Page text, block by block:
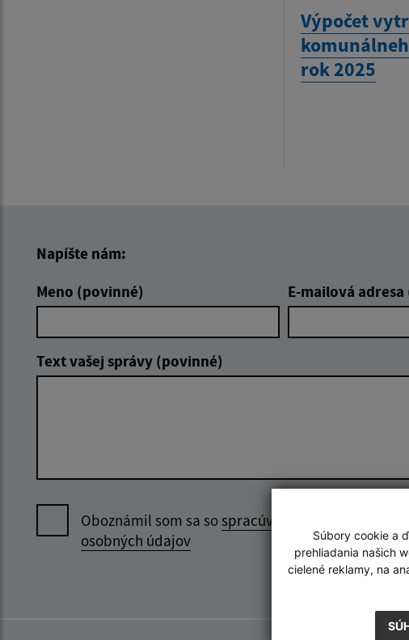
Súbory cookie a
prehliadania našich
cielené reklamy, na
Výpočet
rok 2025
Napíšte nám:
Meno (povinné)
E-mailová
Text vašej správy (povinné)
Oboznámil som sa sospracúvaním
osobných údajov